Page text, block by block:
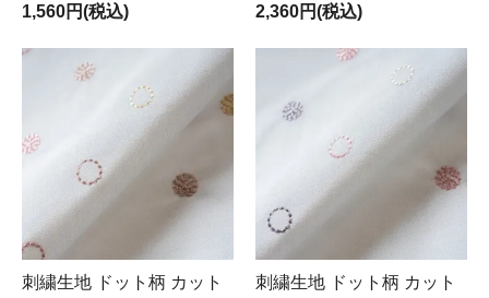
1,560円(税込)
2,360円(税込)
刺繍生地 ドット柄 カット
刺繍生地 ドット柄 カット